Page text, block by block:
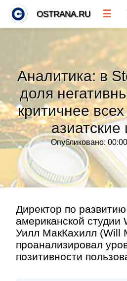
Аналитика: в
доля
критичнее
азиатские
Опубликовано:
Директор по
американской студии
Уилл МакКахилл (Will
проанализировал
позитивности
OSTRANA.RU ☰
Тренды новостей»
Рубрики»
Правила»
Контакт»